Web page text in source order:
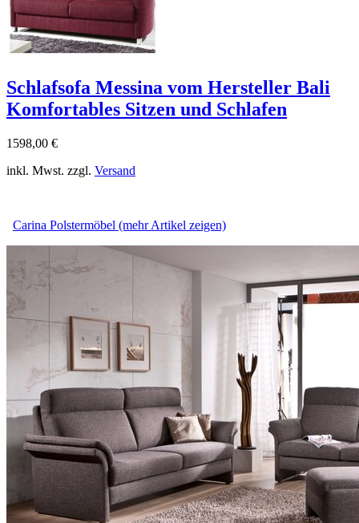
Schlafsofa Messina vom Hersteller Bali
Komfortables Sitzen und Schlafen
1598,00 €
inkl. Mwst. zzgl. Versand
Carina Polstermöbel (mehr Artikel zeigen)